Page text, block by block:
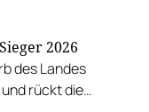
2026
des Landes
rückt die